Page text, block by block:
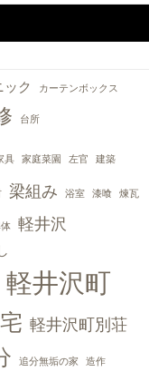
ック カーテンボックス
台所
具 家庭菜園 左官 建築
梁組み 浴室 漆喰 煉瓦
軽井沢
軽井沢町
軽井沢町別荘
追分無垢の家 造作